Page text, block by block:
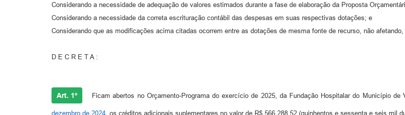
Considerando a necessidade de adequação de valores estimados durante a fase de elaboração da Proposta
Considerando a necessidade da correta escrituração contábil das despesas em suas respectivas dotações; e
Considerando que as modificações acima citadas ocorrem entre as dotações de mesma fonte de recurso, não
D E C R E T A :
Art. 1º Ficam abertos no Orçamento-Programa do exercício de 2025, da Fundação Hospitalar do Município
dezembro de 2024 , os créditos adicionais suplementares no valor de R$ 566.288,52 (quinhentos e sessenta e seis